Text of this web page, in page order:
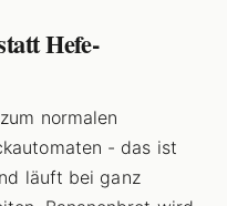
Hefe-
normalen
- das ist
läuft bei ganz